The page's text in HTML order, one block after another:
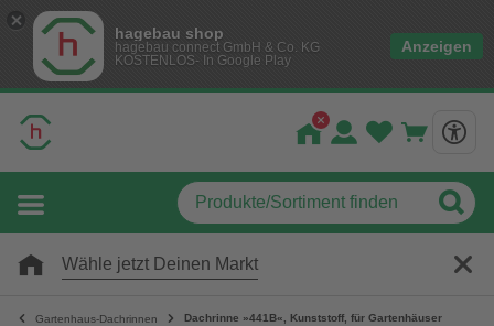
hagebau shop
hagebau connect GmbH & Co. KG
KOSTENLOS- In Google Play
Anzeigen
Wähle jetzt Deinen Markt
Gartenhaus-Dachrinnen Dachrinne »441B«, Kunststoff, für Gartenhäuser